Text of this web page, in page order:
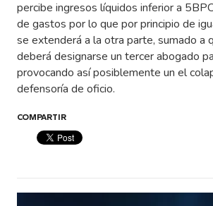
percibe ingresos líquidos inferior a
de gastos por lo que por principio de
se extenderá a la otra parte, sumado a
deberá designarse un tercer abogado
provocando así posiblemente un el
defensoría de oficio.
COMPARTIR